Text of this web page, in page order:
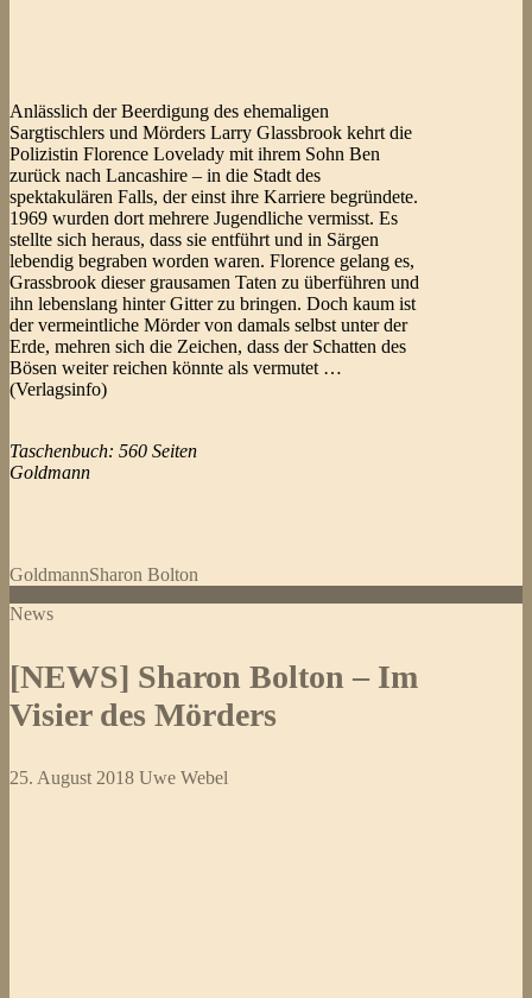
Anlässlich der Beerdigung des ehemaligen
Sargtischlers und Mörders Larry Glassbrook kehrt die
Polizistin Florence Lovelady mit ihrem Sohn Ben
zurück nach Lancashire – in die Stadt des
spektakulären Falls, der einst ihre Karriere begründete.
1969 wurden dort mehrere Jugendliche vermisst. Es
stellte sich heraus, dass sie entführt und in Särgen
lebendig begraben worden waren. Florence gelang es,
Grassbrook dieser grausamen Taten zu überführen und
ihn lebenslang hinter Gitter zu bringen. Doch kaum ist
der vermeintliche Mörder von damals selbst unter der
Erde, mehren sich die Zeichen, dass der Schatten des
Bösen weiter reichen könnte als vermutet …
(Verlagsinfo)
Taschenbuch: 560 Seiten
Goldmann
GoldmannSharon Bolton
News
[NEWS] Sharon Bolton – Im
Visier des Mörders
25. August 2018 Uwe Webel